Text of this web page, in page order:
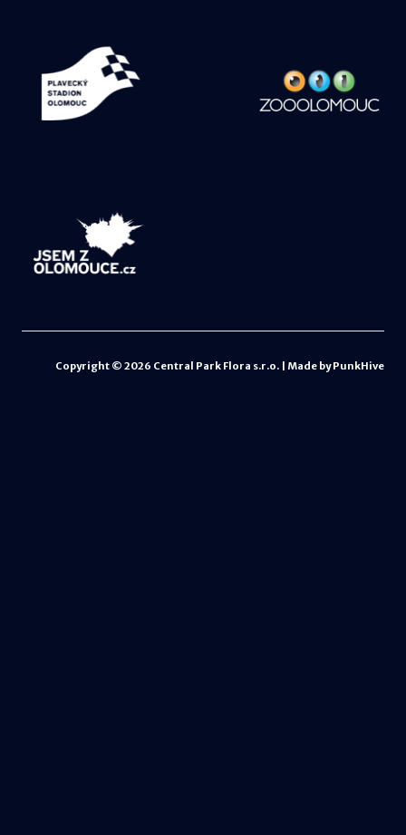
Copyright © 2026 Central Park Flora s.r.o. | Made byPunkHive